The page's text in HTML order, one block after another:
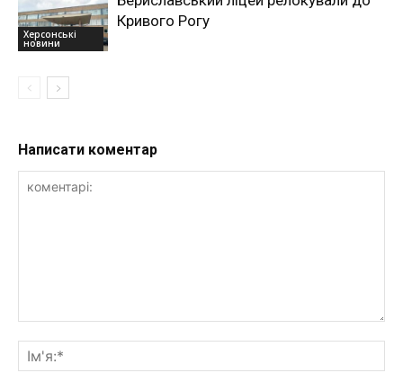
Херсонські
новини
Кривого Рогу
Написати коментар